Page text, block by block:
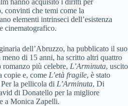
hanno acquisito i diritti per
convinti che temi come la
elementi intrinseci dell’esistenza
cinematografico.
dell’Abruzzo, ha pubblicato il suo
di 15 anni, ha scritto altri quattro
più celebre, L’Arminuta, uscito
copie e, come L’età fragile, è stato
la pellicola di L’Arminuta, Di
di Donatello per la migliore
a Monica Zapelli.